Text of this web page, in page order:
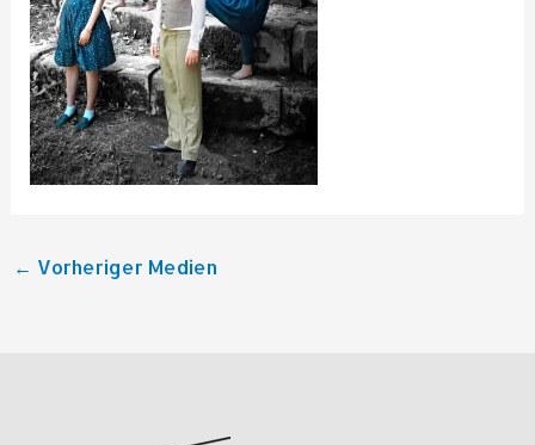
← Vorheriger Medien